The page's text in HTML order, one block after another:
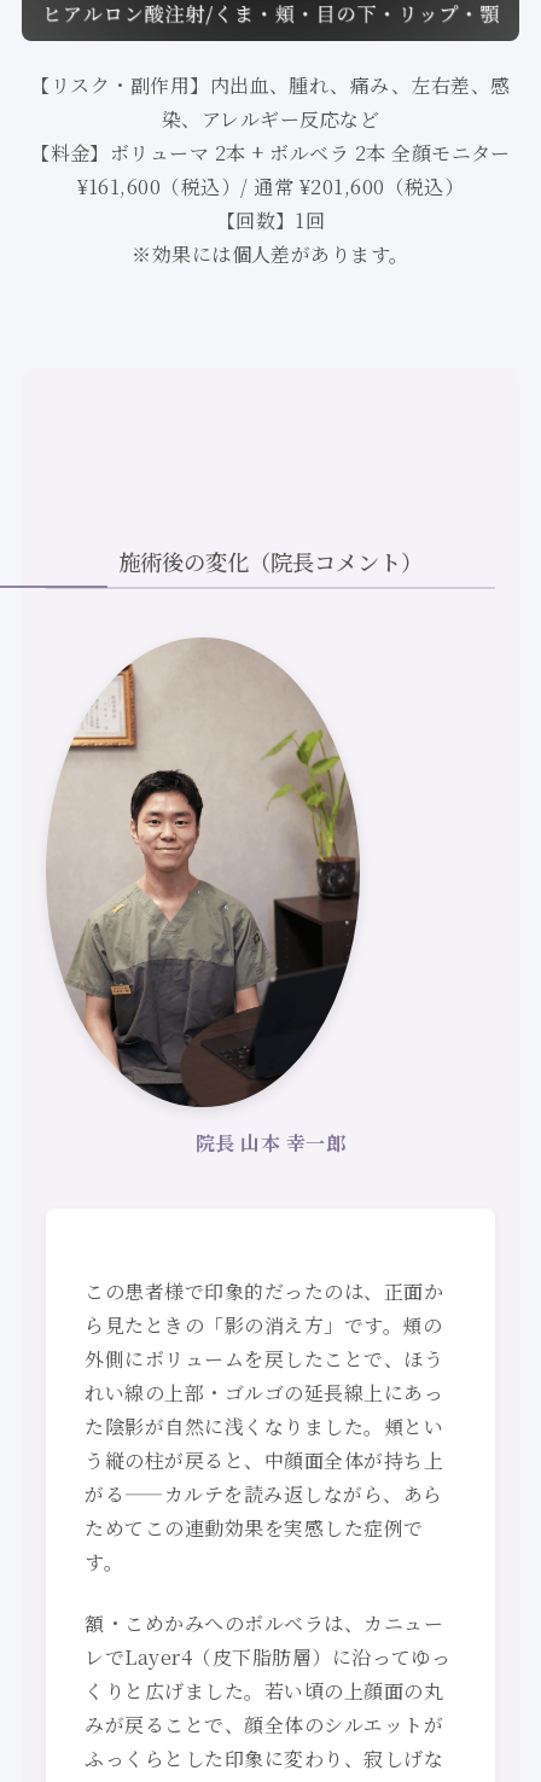
【リスク・副作用】内出血、腫れ、痛み、左右差、感
染、アレルギー反応など
【料金】ボリューマ 2本 + ボルベラ 2本 全顔モニター
¥161,600（税込）/ 通常 ¥201,600（税込）
【回数】1回
※効果には個人差があります。
施術後の変化（院長コメント）
院長 山本 幸一郎
この患者様で印象的だったのは、正面か
ら見たときの「影の消え方」です。頬の
外側にボリュームを戻したことで、ほう
れい線の上部・ゴルゴの延長線上にあっ
た陰影が自然に浅くなりました。頬とい
う縦の柱が戻ると、中顔面全体が持ち上
がる——カルテを読み返しながら、あら
ためてこの連動効果を実感した症例で
す。
額・こめかみへのボルベラは、カニュー
レでLayer4（皮下脂肪層）に沿ってゆっ
くりと広げました。若い頃の上顔面の丸
みが戻ることで、顔全体のシルエットが
ふっくらとした印象に変わり、寂しげな